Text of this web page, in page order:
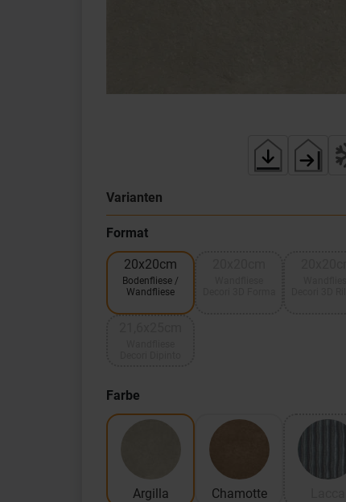
Varianten
Format
20x20cm
Bodenfliese /
Wandfliese
Farbe
Argilla Chamotte